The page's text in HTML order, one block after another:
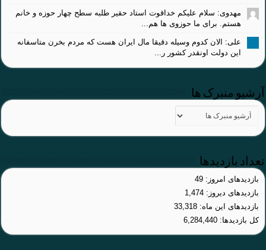
مهدوی: سلام علیکم خداقوت استاد حقیر طلبه سطح چهار حوزه و خانم
هستم. برای ما حوزوی ها هم...
علی: الان کدوم وسیله دقیقا مال ایران هست که مردم بخرن متاسفانه
این دولت اونقدر کشور ر...
آرشیو منبرک ها
تعداد بازدیدها
بازدیدهای امروز:49
بازدیدهای دیروز:1,474
بازدیدهای این ماه:33,318
کل بازدیدها:6,284,440